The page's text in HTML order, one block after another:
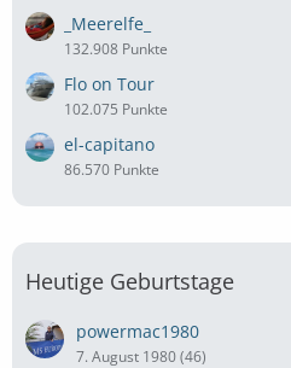
_Meerelfe_
132.908 Punkte
Flo on Tour
102.075 Punkte
el-capitano
86.570 Punkte
Heutige Geburtstage
powermac1980
7. August 1980 (46)